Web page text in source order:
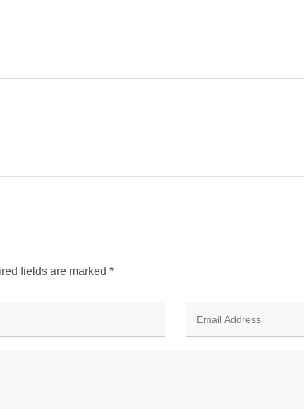
fields are marked *